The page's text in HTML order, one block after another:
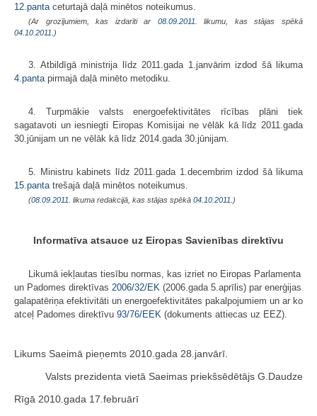
12.pantaceturtajā daļā minētos noteikumus.
(Ar grozījumiem, kas izdarīti ar 08.09.2011. likumu, kas stājas spēkā
04.10.2011.)
3. Atbildīgā ministrija līdz 2011.gada 1.janvārim izdod šā likuma
4.pantapirmajā daļā minēto metodiku.
4. Turpmākie valsts energoefektivitātes rīcības plāni tiek
sagatavoti un iesniegti Eiropas Komisijai ne vēlāk kā līdz 2011.gada
30.jūnijam un ne vēlāk kā līdz 2014.gada 30.jūnijam.
5. Ministru kabinets līdz 2011.gada 1.decembrim izdod šā likuma
15.pantatrešajā daļā minētos noteikumus.
(08.09.2011. likuma redakcijā, kas stājas spēkā 04.10.2011.)
Informatīva atsauce uz Eiropas Savienības direktīvu
Likumā iekļautas tiesību normas, kas izriet no Eiropas Parlamenta
un Padomes direktīvas 2006/32/EK (2006.gada 5.aprīlis) par enerģijas
galapatēriņa efektivitāti un energoefektivitātes pakalpojumiem un ar ko
atceļ Padomes direktīvu 93/76/EEK (dokuments attiecas uz EEZ).
Likums Saeimā pieņemts 2010.gada 28.janvārī.
Valsts prezidenta vietā Saeimas priekšsēdētājs G.Daudze
Rīgā 2010.gada 17.februārī